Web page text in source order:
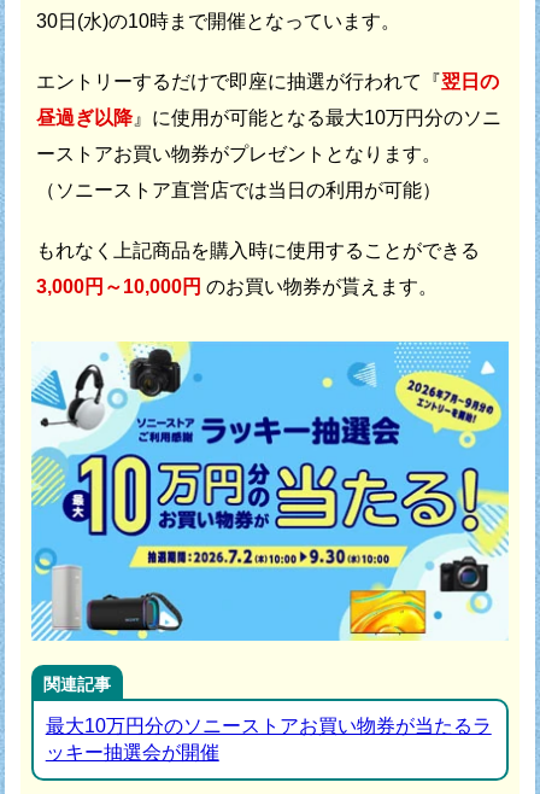
30日(水)の10時まで開催となっています。
エントリーするだけで即座に抽選が行われて 『翌日の
昼過ぎ以降』に使用が可能となる最大10万円分のソニ
ーストアお買い物券がプレゼントとなります。
（ソニーストア直営店では当日の利用が可能）
もれなく上記商品を購入時に使用することができる
3,000円～10,000円 のお買い物券が貰えます。
関連記事
最大10万円分のソニーストアお買い物券が当たるラ
ッキー抽選会が開催